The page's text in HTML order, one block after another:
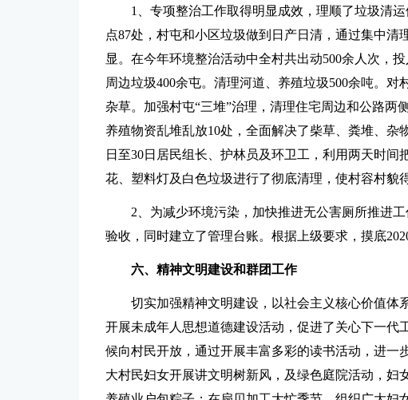
1、专项整治工作取得明显成效，理顺了垃圾清
点87处，村屯和小区垃圾做到日产日清，通过集中
显。在今年环境整治活动中全村共出动500余人次，
周边垃圾400余屯。清理河道、养殖垃圾500余吨。
杂草。加强村屯“三堆”治理，清理住宅周边和公路两
养殖物资乱堆乱放10处，全面解决了柴草、粪堆、杂
日至30日居民组长、护林员及环卫工，利用两天时
花、塑料灯及白色垃圾进行了彻底清理，使村容村貌
2、为减少环境污染，加快推进无公害厕所推进
验收，同时建立了管理台账。根据上级要求，摸底
六、精神文明建设和群团工作
切实加强精神文明建设，以社会主义核心价值体
开展未成年人思想道德建设活动，促进了关心下一代
候向村民开放，通过开展丰富多彩的读书活动，进一
大村民妇女开展讲文明树新风，及绿色庭院活动，妇